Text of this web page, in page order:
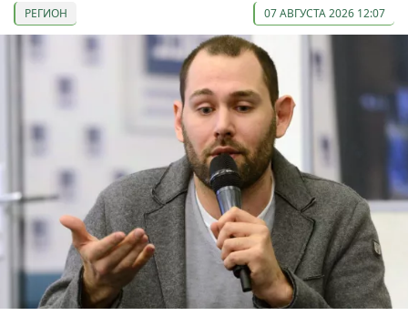
РЕГИОН 07 АВГУСТА 2026 12:07